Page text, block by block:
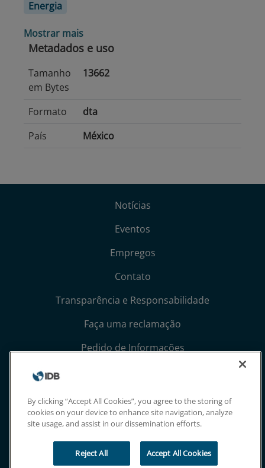
Energia
Mostrar mais
Metadados e uso
Tamanho
em Bytes
13662
Formato
dta
País
México
Notícias
Eventos
Empregos
Contato
Transparência e Responsabilidade
Faça uma reclamação
Pedido de Informações
Termos, Condições e Avisos de Privacidade
Extranet
By clicking “Accept All Cookies”, you agree to the storing of
cookies on your device to enhance site navigation, analyze
site usage, and assist in our dissemination efforts.
Reject All Accept All Cookies